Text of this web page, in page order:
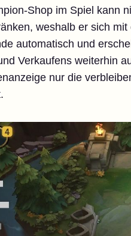
Shop im Spiel kann
weshalb er sich
automatisch und
Verkaufens weiterhin
nur die